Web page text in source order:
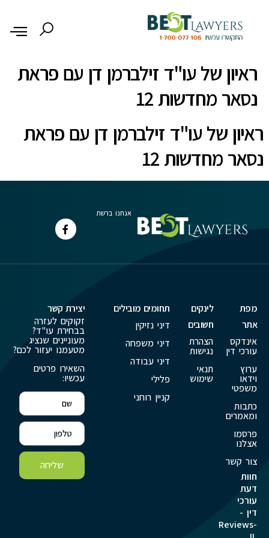
ראיון של עו"ד זילברמן דן עם פראת
נסאר מחדשות 12
ראיון של עו"ד זילברמן דן עם פראת
נסאר מחדשות 12
אנחנו ברשת
מפת
אתר
אינדקס
עורכי דין
ערוץ
וידאו
משפטי
כתבות
ומאמרים
פרסמו
אצלנו
צור קשר
חוות
דעת
עורכי
דין -
Reviews-
לינקים
חשובים
הצהרת
נגישות
תנאי
שימוש
תחומים מובילים
דיני נזיקין
דיני משפחה
דיני עבודה
פלילי
קניין רוחני
יצירת קשר
זקוקים לעזרה
בבחירת עו"ד?
מעוניינים שנציג
מטעמנו יעזור לכם?
השאירו פרטים
עכשיו:
שליחה